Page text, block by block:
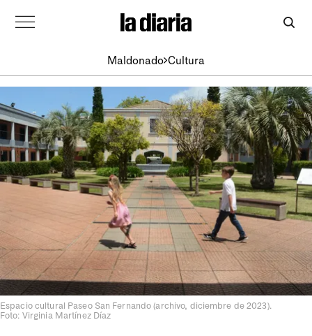
Maldonado Cultura
Espacio cultural Paseo San Fernando (archivo, diciembre de 2023).
Foto: Virginia Martínez Díaz